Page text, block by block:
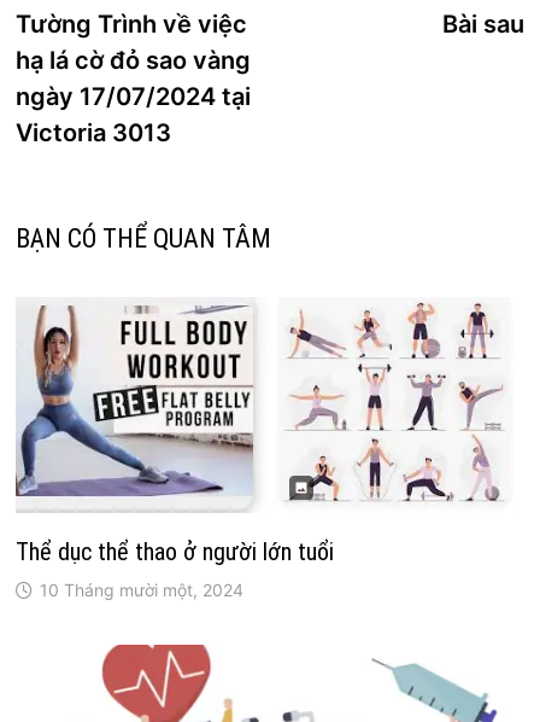
hướng
bài
viết
trước:
Tường Trình về việc
hạ lá cờ đỏ sao vàng
ngày 17/07/2024 tại
Victoria 3013
Bài sau
BẠN CÓ THỂ QUAN TÂM
Thể dục thể thao ở người lớn tuổi
10 Tháng mười một, 2024